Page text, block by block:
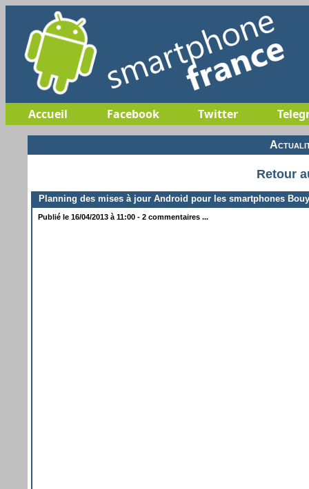
Accueil Facebook Twitter
Retour
Planning des mises à jour Android pour les smartphones
Publié le 16/04/2013 à 11:00 - 2 commentaires ...